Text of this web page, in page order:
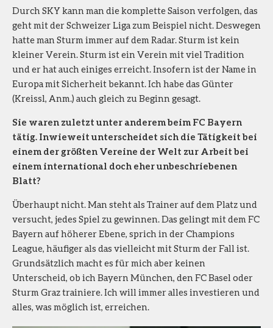
Durch SKY kann man die komplette Saison verfolgen, das
geht mit der Schweizer Liga zum Beispiel nicht. Deswegen
hatte man Sturm immer auf dem Radar. Sturm ist kein
kleiner Verein. Sturm ist ein Verein mit viel Tradition
und er hat auch einiges erreicht. Insofern ist der Name in
Europa mit Sicherheit bekannt. Ich habe das Günter
(Kreissl, Anm.) auch gleich zu Beginn gesagt.
Sie waren zuletzt unter anderem beim FC Bayern
tätig. Inwieweit unterscheidet sich die Tätigkeit bei
einem der größten Vereine der Welt zur Arbeit bei
einem international doch eher unbeschriebenen
Blatt?
Überhaupt nicht. Man steht als Trainer auf dem Platz und
versucht, jedes Spiel zu gewinnen. Das gelingt mit dem FC
Bayern auf höherer Ebene, sprich in der Champions
League, häufiger als das vielleicht mit Sturm der Fall ist.
Grundsätzlich macht es für mich aber keinen
Unterscheid, ob ich Bayern München, den FC Basel oder
Sturm Graz trainiere. Ich will immer alles investieren und
alles, was möglich ist, erreichen.